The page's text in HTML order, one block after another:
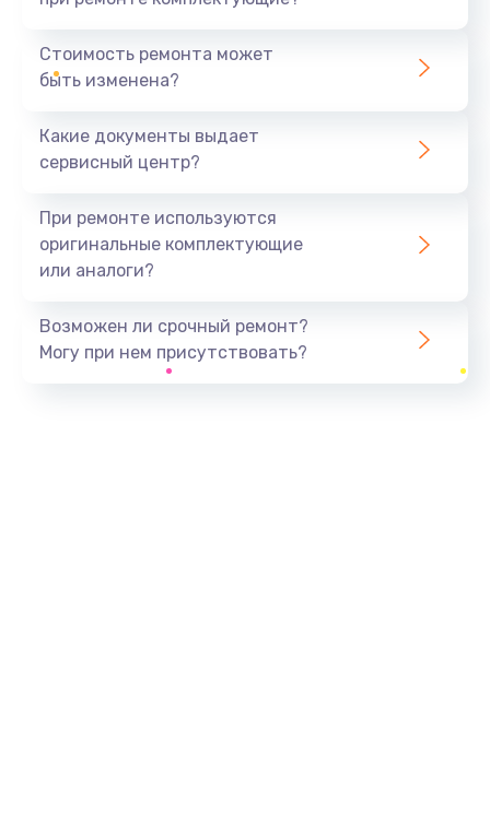
Стоимость ремонта может
быть изменена?
Какие документы выдает
сервисный центр?
При ремонте используются
оригинальные комплектующие
или аналоги?
Возможен ли срочный ремонт?
Могу при нем присутствовать?